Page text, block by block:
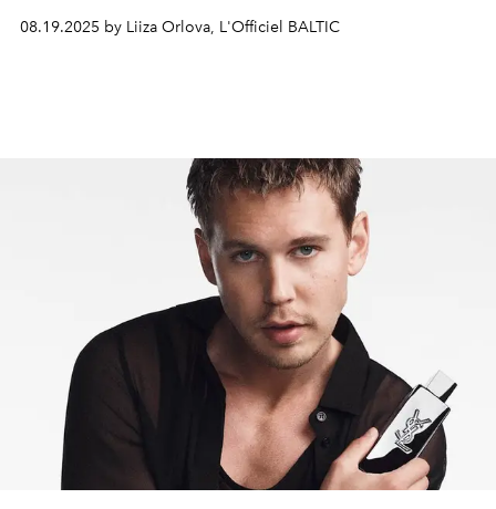
компания представила эксклюзивную коллекцию
08.19.2025 by Liiza Orlova, L'Officiel BALTIC